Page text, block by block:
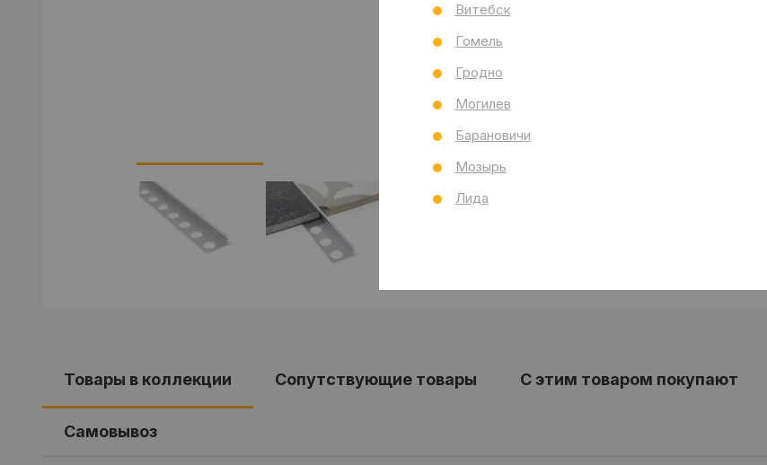
Товары в коллекции Сопутствующие товары С этим товаром покупают
Самовывоз
Витебск
Гомель
Гродно
Могилев
Барановичи
Мозырь
Лида